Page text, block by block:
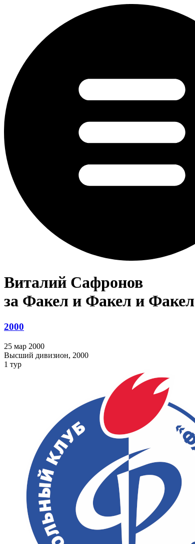
Виталий Сафронов
за Факел и Факел и Факел
2000
25 мар 2000
Высший дивизион, 2000
1 тур